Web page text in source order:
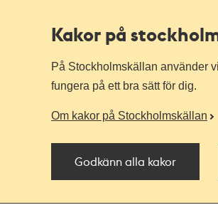
Kakor på
På Stockholmskällan använder
fungera på ett bra sätt för dig.
Om kakor på Stockholmskällan
Godkänn alla kakor